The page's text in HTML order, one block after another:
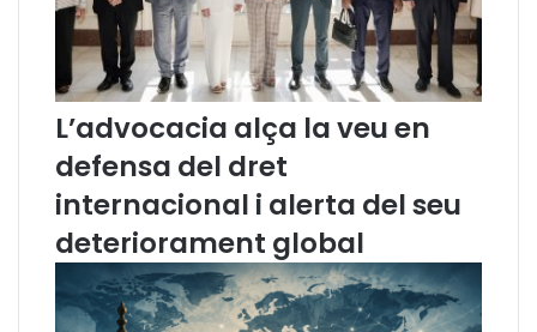
l
C
o
m
e
n
i
u
m
c
é
s
a
l
a
o
c
a
c
i
L’advocacia alça la veu en
defensa del dret
internacional i alerta del seu
deteriorament global